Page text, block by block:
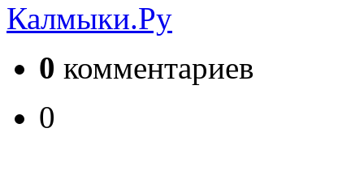
Калмыки.Ру
0 комментариев
0